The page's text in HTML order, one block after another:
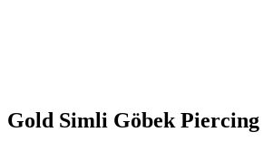
Gold Simli Göbek Piercing